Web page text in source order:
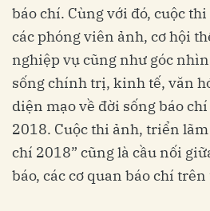
báo chí. Cùng với đó, cuộc
các phóng viên ảnh, cơ hội
nghiệp vụ cũng như góc
sống chính trị, kinh tế, văn
diện mạo về đời sống báo
2018. Cuộc thi ảnh, triển
chí 2018” cũng là cầu nối
báo, các cơ quan báo chí